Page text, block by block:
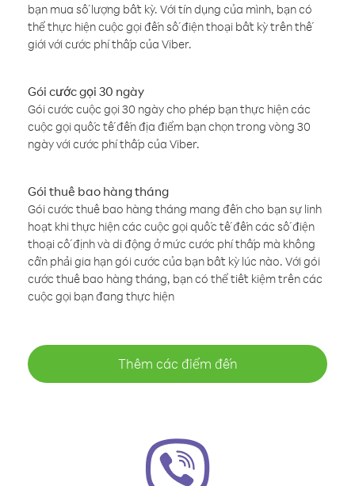
bạn mua số lượng bất kỳ. Với tín dụng của mình, bạn có
thể thực hiện cuộc gọi đến số điện thoại bất kỳ trên thế
giới với cước phí thấp của Viber.
Gói cước gọi 30 ngày
Gói cước cuộc gọi 30 ngày cho phép bạn thực hiện các
cuộc gọi quốc tế đến địa điểm bạn chọn trong vòng 30
ngày với cước phí thấp của Viber.
Gói thuê bao hàng tháng
Gói cước thuê bao hàng tháng mang đến cho bạn sự linh
hoạt khi thực hiện các cuộc gọi quốc tế đến các số điện
thoại cố định và di động ở mức cước phí thấp mà không
cần phải gia hạn gói cước của bạn bất kỳ lúc nào. Với gói
cước thuê bao hàng tháng, bạn có thể tiết kiệm trên các
cuộc gọi bạn đang thực hiện
Thêm các điểm đến